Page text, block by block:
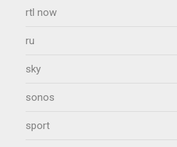
rtl now
ru
sky
sonos
sport